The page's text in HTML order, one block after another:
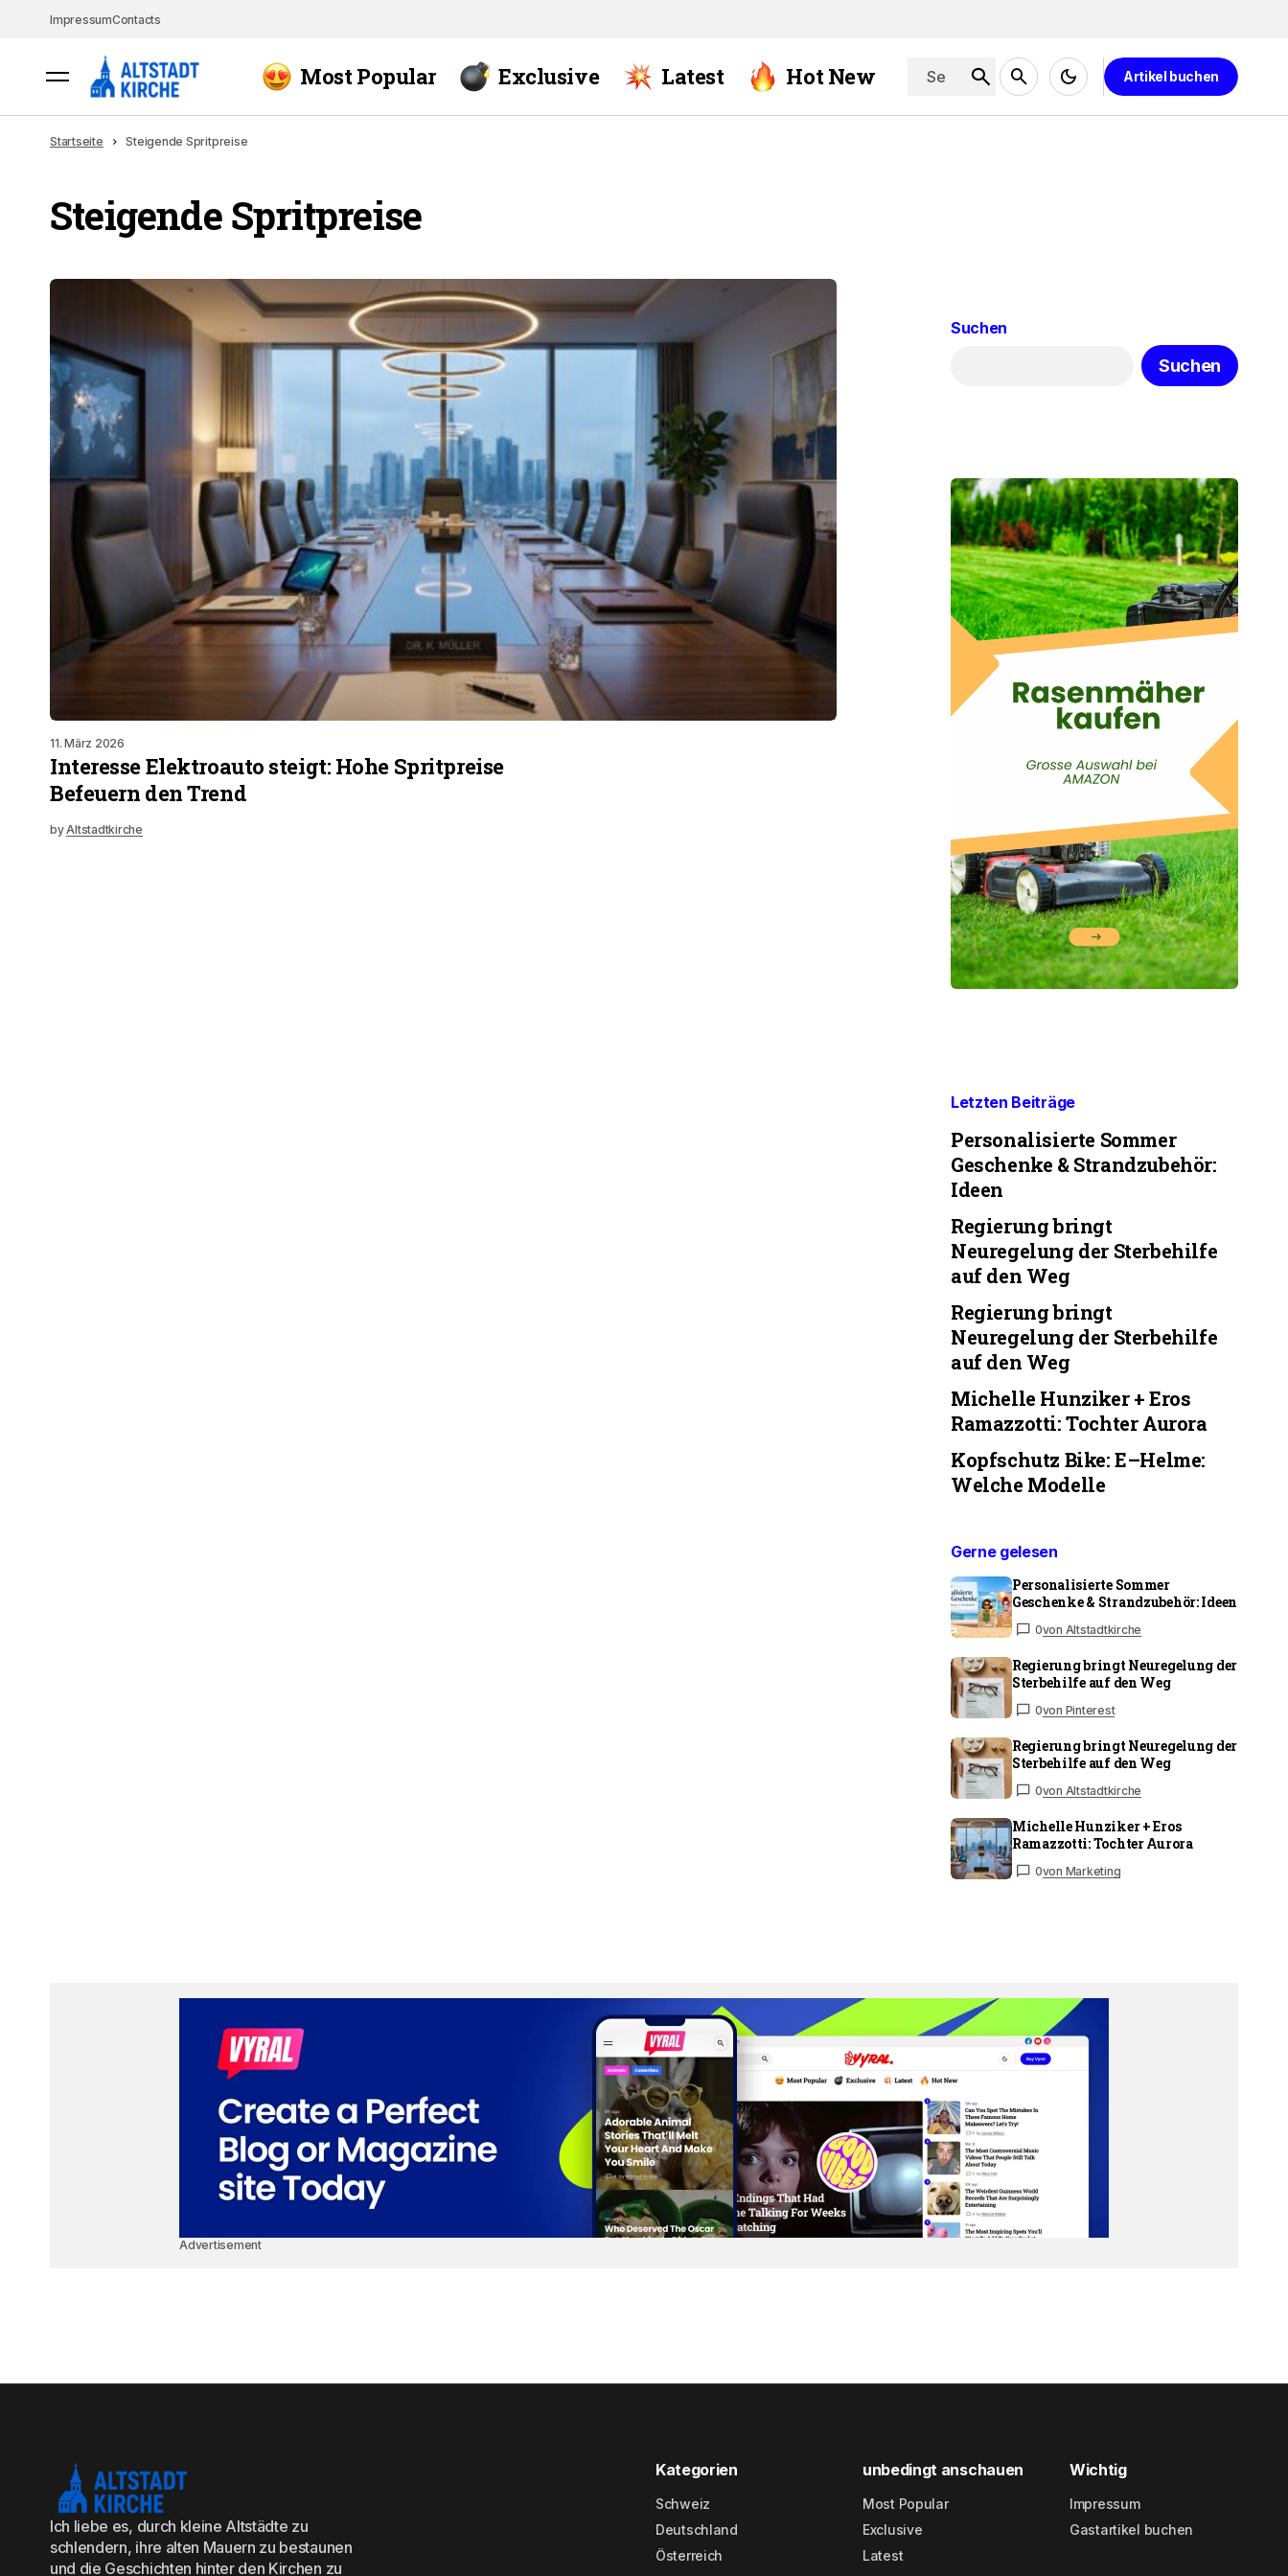
ImpressumContacts
Most Popular Exclusive Latest Hot New Artikel buchen
Startseite Steigende Spritpreise
Steigende Spritpreise
11. März 2026
Interesse Elektroauto steigt: Hohe Spritpreise
Befeuern den Trend
byAltstadtkirche
Suchen
Suchen
Letzten Beiträge
Personalisierte Sommer
Geschenke & Strandzubehör:
Ideen
Regierung bringt
Neuregelung der Sterbehilfe
auf den Weg
Regierung bringt
Neuregelung der Sterbehilfe
auf den Weg
Michelle Hunziker + Eros
Ramazzotti: Tochter Aurora
Kopfschutz Bike: E–Helme:
Welche Modelle
Gerne gelesen
Personalisierte Sommer
Geschenke & Strandzubehör: Ideen
0von Altstadtkirche
Regierung bringt Neuregelung der
Sterbehilfe auf den Weg
0von Pinterest
Regierung bringt Neuregelung der
Sterbehilfe auf den Weg
0von Altstadtkirche
Michelle Hunziker + Eros
Ramazzotti: Tochter Aurora
0von Marketing
Advertisement
Ich liebe es, durch kleine Altstädte zu
schlendern, ihre alten Mauern zu bestaunen
und die Geschichten hinter den Kirchen zu
Kategorien
Schweiz
Deutschland
Österreich
unbedingt anschauen
Most Popular
Exclusive
Latest
Wichtig
Impressum
Gastartikel buchen